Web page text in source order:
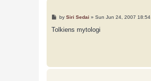
P
s
by Siri Sedai » Sun Jun 24, 2007 18:54
Tolkiens mytologi